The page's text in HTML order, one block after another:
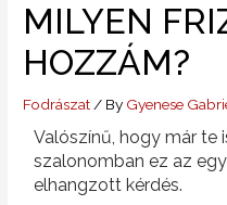
MILYEN
HOZZÁM?
Fodrászat/ By Gyenese
Valószínű, hogy már te
szalonomban ez az
elhangzott kérdés.